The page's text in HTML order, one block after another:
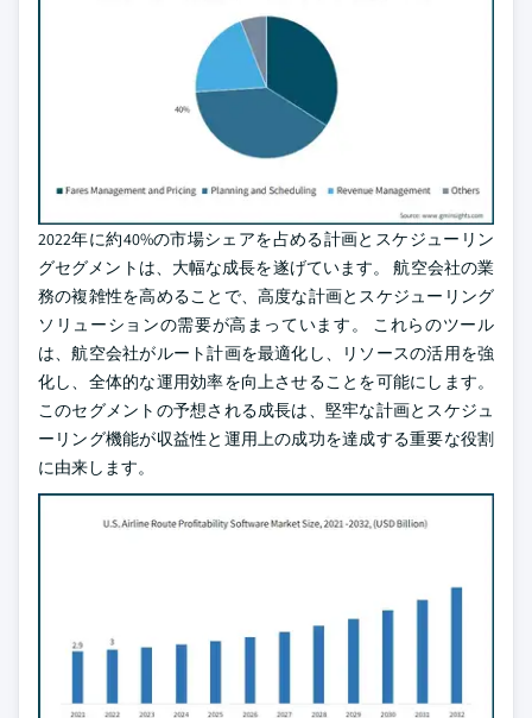
2022年に約40%の市場シェアを占める計画とスケジューリン
グセグメントは、大幅な成長を遂げています。 航空会社の業
務の複雑性を高めることで、高度な計画とスケジューリング
ソリューションの需要が高まっています。 これらのツール
は、航空会社がルート計画を最適化し、リソースの活用を強
化し、全体的な運用効率を向上させることを可能にします。
このセグメントの予想される成長は、堅牢な計画とスケジュ
ーリング機能が収益性と運用上の成功を達成する重要な役割
に由来します。